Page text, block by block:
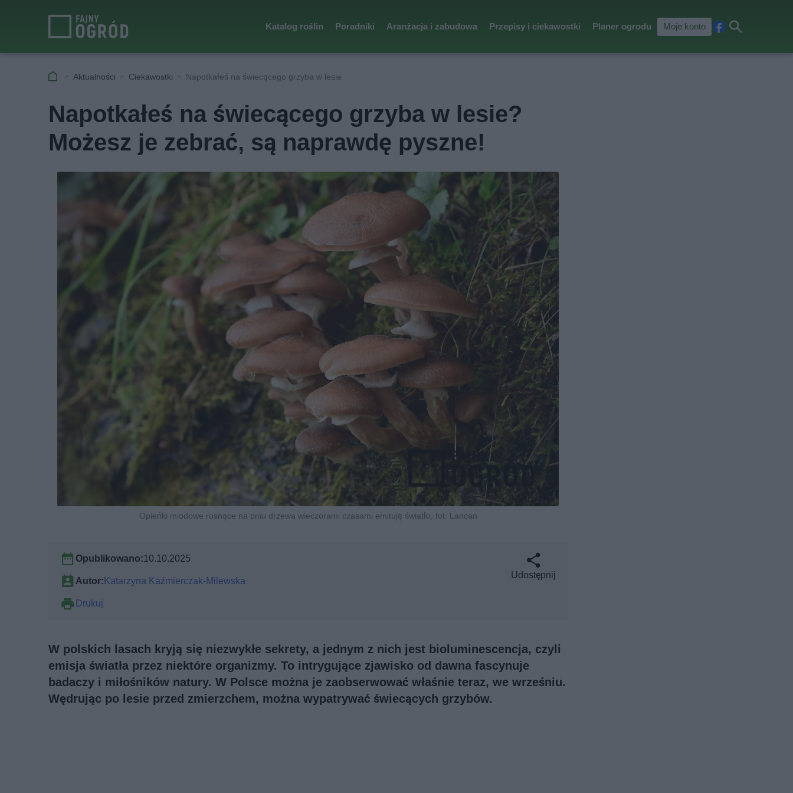
Katalog roślin Poradniki Aranżacja i zabudowa Przepisy i ciekawostki Planer ogrodu Moje konto
cebkaj
Aktualności Ciekawostki Napotkałeś na świecącego grzyba w lesie
Napotkałeś na świecącego grzyba w lesie?
Możesz je zebrać, są naprawdę pyszne!
Opieńki miodowe rosnące na pniu drzewa wieczorami czasami emitują światło, fot. Lancan
Opublikowano:10.10.2025
Autor:Katarzyna Kaźmierczak-Milewska
Drukuj
Udostępnij
W polskich lasach kryją się niezwykłe sekrety, a jednym z nich jest bioluminescencja, czyli
emisja światła przez niektóre organizmy. To intrygujące zjawisko od dawna fascynuje
badaczy i miłośników natury. W Polsce można je zaobserwować właśnie teraz, we wrześniu.
Wędrując po lesie przed zmierzchem, można wypatrywać świecących grzybów.